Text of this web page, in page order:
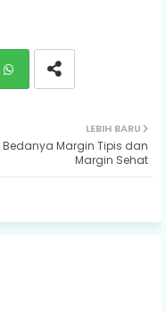
ats
LEBIH BARU
Bedanya Margin Tipis dan
Margin Sehat